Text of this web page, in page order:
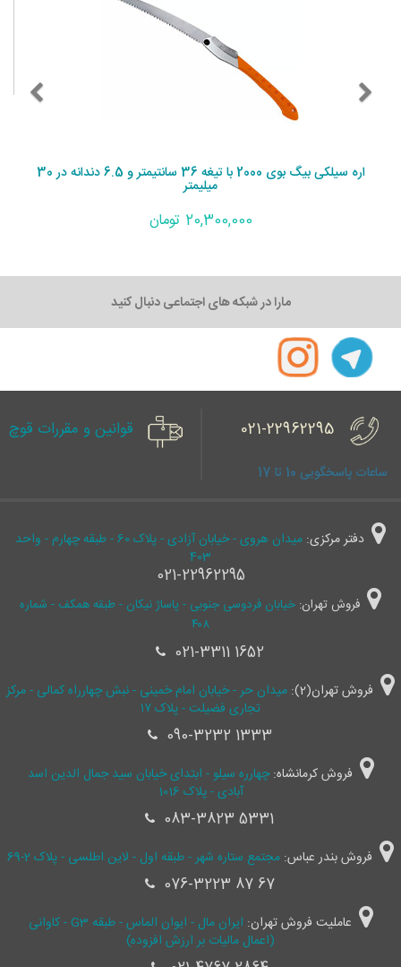
اره سیلکی بیگ بوی 2000 با تیغه 36 سانتیمتر و 6.5 دندانه در 30
میلیمتر
20,300,000 تومان
مارا در شبکه های اجتماعی دنبال کنید
021-22962295
ساعات پاسخگویی 10 تا 17
قوانین و مقررات قوچ
دفتر مرکزی:
میدان هروی - خیابان آزادی - پلاک 60 - طبقه چهارم - واحد
403
021-22962295
فروش تهران: خیابان فردوسی جنوبی - پاساژ نیکان - طبقه همکف - شماره
۴۰۸
021-3311 1652
فروش تهران(2):
میدان حر - خیابان امام خمینی - نبش چهارراه کمالی - مرکز
تجاری فضیلت - پلاک ۱۷
090-3232 1333
فروش کرمانشاه:چهارره سیلو - ابتدای خیابان سید جمال ‌الدین اسد
آبادی - پلاک 1016
083-3823 5331
فروش بندر عباس: مجتمع ستاره شهر - طبقه اول - لاین اطلسی - پلاک 2-69
076-3223 87 67
عاملیت فروش تهران:
ایران مال - ایوان الماس - طبقه G3 - کاوانی
(اعمال مالیات بر ارزش افزوده)